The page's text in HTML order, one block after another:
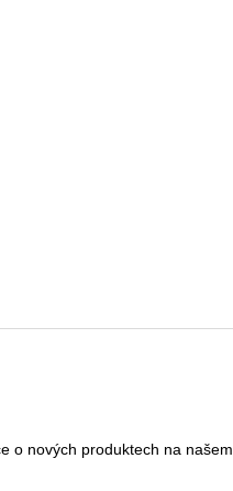
o nových produktech na našem